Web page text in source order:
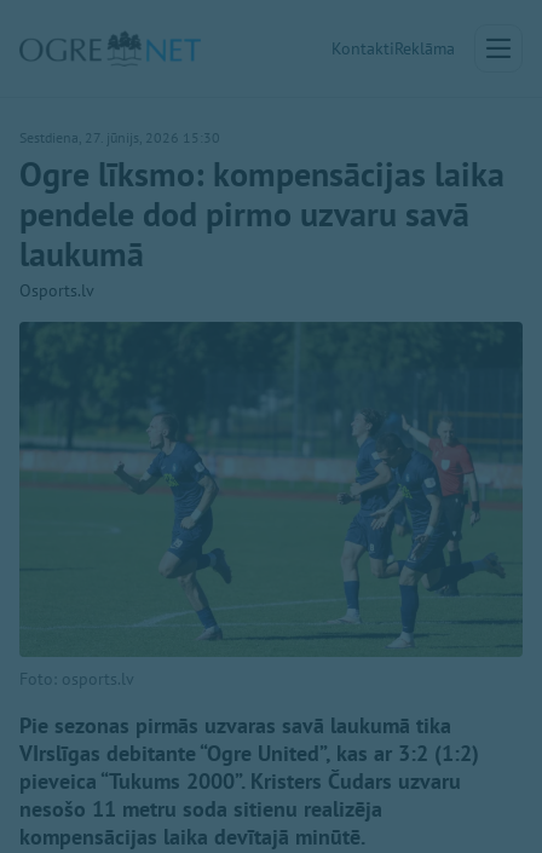
KontaktiReklāma
Sestdiena, 27. jūnijs, 2026 15:30
Ogre līksmo: kompensācijas laika
pendele dod pirmo uzvaru savā
laukumā
Osports.lv
Foto: osports.lv
Pie sezonas pirmās uzvaras savā laukumā tika
VIrslīgas debitante “Ogre United”, kas ar 3:2 (1:2)
pieveica “Tukums 2000”. Kristers Čudars uzvaru
nesošo 11 metru soda sitienu realizēja
kompensācijas laika devītajā minūtē.